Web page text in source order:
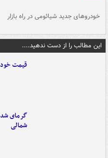
خودروهای جدید شیائومی در راه بازار
این مطالب را از دست ندهید....
قیمت
گرمای
شمالی